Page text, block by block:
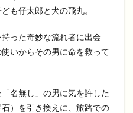
も仔太郎と犬の飛丸。
った奇妙な流れ者に出会
いからその男に命を救って
名無し」の男に気を許した
）を引き換えに、旅路での